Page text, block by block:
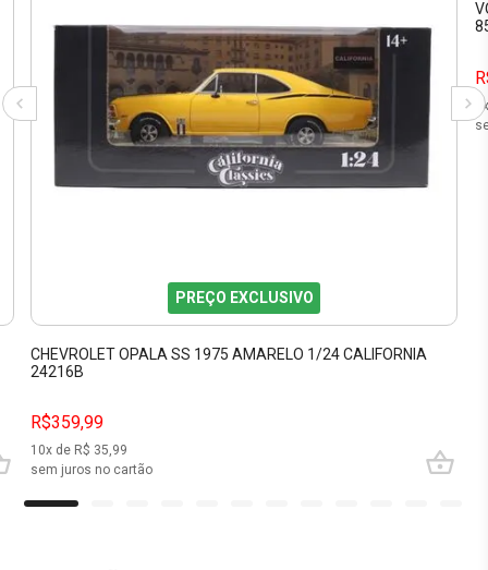
PREÇO EXCLUSIVO
CHEVROLET OPALA SS 1975 AMARELO 1/24 CALIFORNIA
24216B
R$359,99
10x de R$ 35,99
sem juros no cartão